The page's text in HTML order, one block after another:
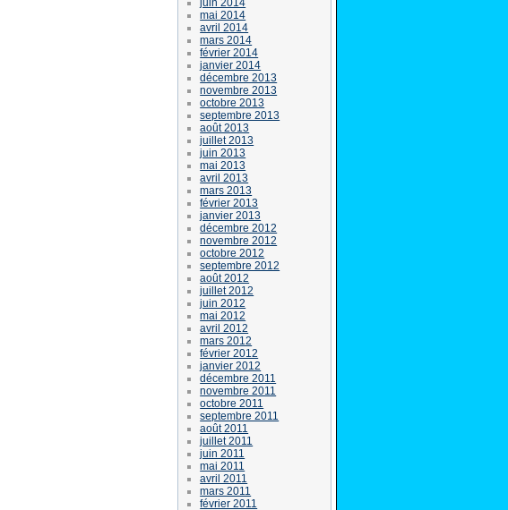
mai 2014
avril 2014
mars 2014
février 2014
janvier 2014
décembre 2013
novembre 2013
octobre 2013
septembre 2013
août 2013
juillet 2013
juin 2013
mai 2013
avril 2013
mars 2013
février 2013
janvier 2013
décembre 2012
novembre 2012
octobre 2012
septembre 2012
août 2012
juillet 2012
juin 2012
mai 2012
avril 2012
mars 2012
février 2012
janvier 2012
décembre 2011
novembre 2011
octobre 2011
septembre 2011
août 2011
juillet 2011
juin 2011
mai 2011
avril 2011
mars 2011
février 2011